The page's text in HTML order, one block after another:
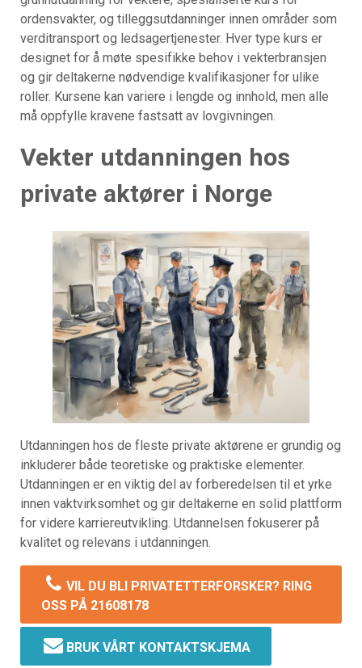
ordensvakter, og tilleggsutdanninger innen områder som
verditransport og ledsagertjenester. Hver type kurs er
designet for å møte spesifikke behov i vekterbransjen
og gir deltakerne nødvendige kvalifikasjoner for ulike
roller. Kursene kan variere i lengde og innhold, men alle
må oppfylle kravene fastsatt av lovgivningen.
Vekter utdanningen hos
private aktører i Norge
Utdanningen hos de fleste private aktørene er grundig og
inkluderer både teoretiske og praktiske elementer.
Utdanningen er en viktig del av forberedelsen til et yrke
innen vaktvirksomhet og gir deltakerne en solid plattform
for videre karriereutvikling. Utdannelsen fokuserer på
kvalitet og relevans i utdanningen.
VIL DU BLI PRIVATETTERFORSKER? RING
OSS PÅ 21608178
BRUK VÅRT KONTAKTSKJEMA